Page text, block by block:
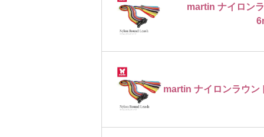
martin ナイロン
martin ナイロンラウン